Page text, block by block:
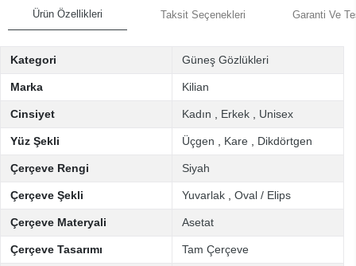
Ürün Özellikleri Taksit Seçenekleri Garanti Ve
Kategori Güneş Gözlükleri
Marka Kilian
Cinsiyet Kadın Erkek Unisex
Yüz Şekli Üçgen Kare Dikdörtgen
Çerçeve Rengi Siyah
Çerçeve Şekli Yuvarlak Oval / Elips
Çerçeve Materyali Asetat
Çerçeve Tasarımı Tam Çerçeve